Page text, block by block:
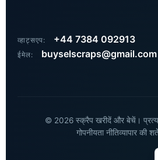
व्हाट्सएप: +44 7384 092913
ईमेल: buyselscraps@gmail.com
© 2026 स्क्रैप खरीदें और बेचें।
गोपनीयता नीतिव्यापार की